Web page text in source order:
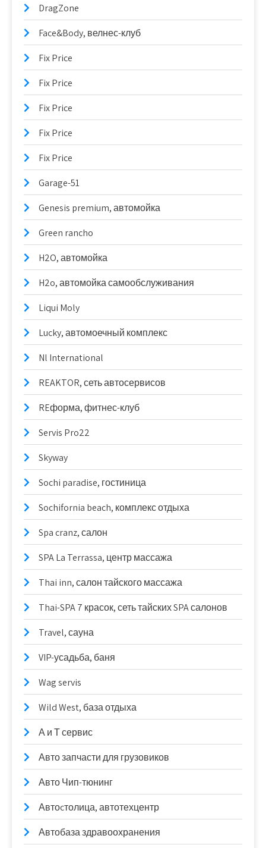
DragZone
Face&Body, велнес-клуб
Fix Price
Fix Price
Fix Price
Fix Price
Fix Price
Garage-51
Genesis premium, автомойка
Green rancho
H2O, автомойка
H2o, автомойка самообслуживания
Liqui Moly
Lucky, автомоечный комплекс
Nl International
REAKTOR, сеть автосервисов
REформа, фитнес-клуб
Servis Pro22
Skyway
Sochi paradise, гостиница
Sochifornia beach, комплекс отдыха
Spa cranz, салон
SPA La Terrassa, центр массажа
Thai inn, салон тайского массажа
Thai-SPA 7 красок, сеть тайских SPA салонов
Travel, сауна
VIP-усадьба, баня
Wag servis
Wild West, база отдыха
А и Т сервис
Авто запчасти для грузовиков
Авто Чип-тюнинг
Автоcтолица, автотехцентр
Автобаза здравоохранения